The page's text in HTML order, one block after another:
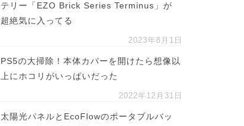
テリー「EZO Brick Series Terminus」が
超絶気に入ってる
2023年8月1日
PS5の大掃除！本体カバーを開けたら想像以
上にホコリがいっぱいだった
2022年12月31日
太陽光パネルとEcoFlowのポータブルバッ